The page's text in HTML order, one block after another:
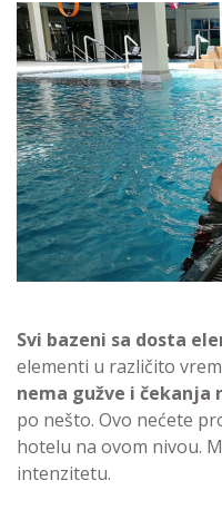
Svi bazeni sa dosta
elementi u različito
nema gužve i čekanja
po nešto. Ovo nećete
hotelu na ovom nivou.
intenzitetu.